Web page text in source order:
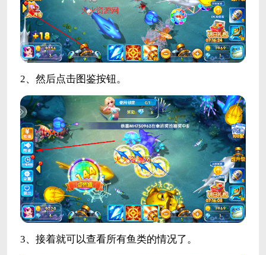
2、然后点击图鉴按钮。
3、接着就可以查看所有鱼类的情况了。